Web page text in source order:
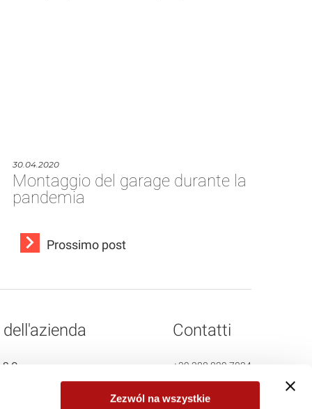
Zezwól na wszystkie
30.04.2020
Montaggio del garage durante la
pandemia
Prossimo post
dell'azienda Contatti
+39 388 829 7024